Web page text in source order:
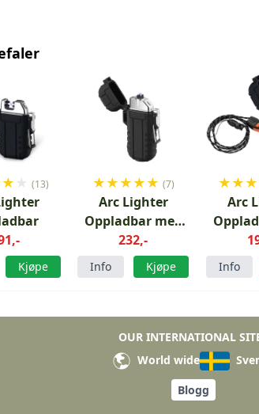
★ ★ (13)
Kjøpe
★★★★★ (7)
Arc Lighter
Oppladbar med
lommelykt
232,-
Info Kjøpe
★★★
Arc
Info
OUR INTERNATIONAL
World wide
Blogg